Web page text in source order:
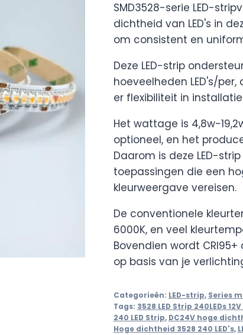
SMD3528-serie LED-
dichtheid van LED's in
om consistent en
Deze LED-strip
hoeveelheden LED's/
er flexibiliteit in
Het wattage is 4,8w-
optioneel, en het
Daarom is deze LED-
toepassingen die een
kleurweergave vereisen.
De conventionele
6000K, en veel
Bovendien wordt
op basis van je
Categorieën: LED-strip, Series
Tags: 3528 LED Strip 240LEDs
240 LED Strip, DC24V hoge
Hoge dichtheid 3528 240 LED's,